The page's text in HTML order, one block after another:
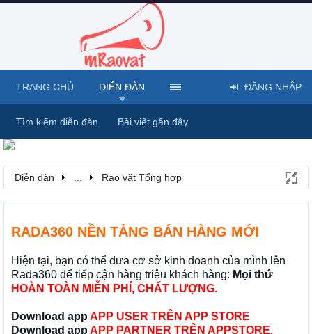
Diễn đàn Rao vặt Tổng hợp
RADA360 NỀN TẢNG BÁN HÀNG MỚI
Hiện tại, bạn có thể đưa cơ sở kinh doanh của mình lên
Rada360 để tiếp cận hàng triệu khách hàng: Mọi thứ
HOÀN TOÀN MIỄN PHÍ, CHẤT LƯỢNG.
Download app APP USER TRÊN APP STORE
Download app APP PARTNER TRÊN APPSTORE.
TRANG CHỦ DIỄN ĐÀN
Tìm kiếm diễn đàn Bài viết gần đây
ĐĂNG NHẬP